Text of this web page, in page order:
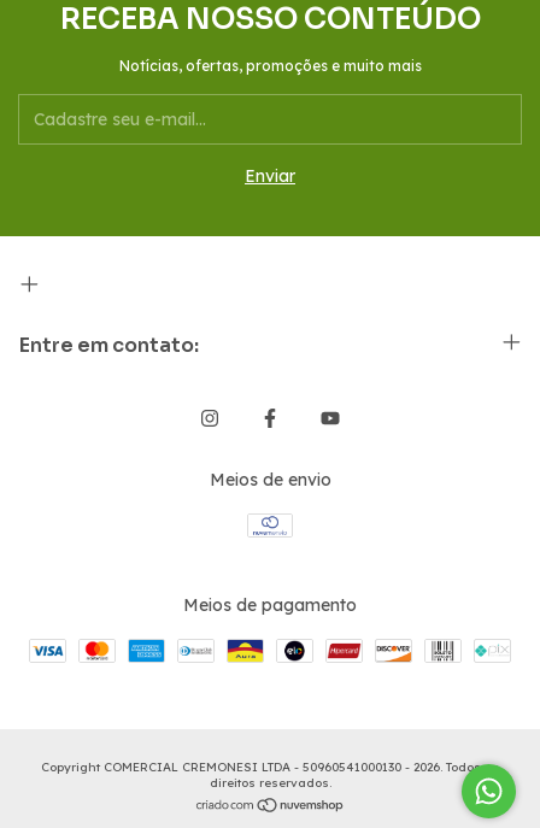
RECEBA NOSSO CONTEÚDO
Notícias, ofertas, promoções e muito mais
Entre em contato:
Meios de envio
Meios de pagamento
Copyright COMERCIAL CREMONESI LTDA - 50960541000130 - 2026. Todos os
direitos reservados.